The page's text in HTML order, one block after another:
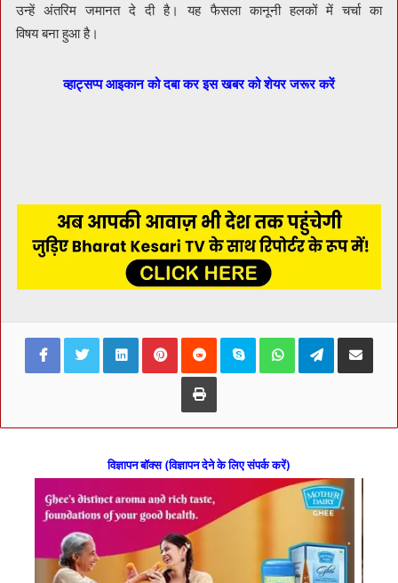
उन्हें अंतरिम जमानत दे दी है। यह फैसला कानूनी हलकों में चर्चा का
विषय बना हुआ है।
व्हाट्सप्प आइकान को दबा कर इस खबर को शेयर जरूर करें
FacebookTwitterLinkedInPinterestReddit Skype WhatsAppTelegramShare via
Print
विज्ञापन बॉक्स (विज्ञापन देने के लिए संपर्क करें)